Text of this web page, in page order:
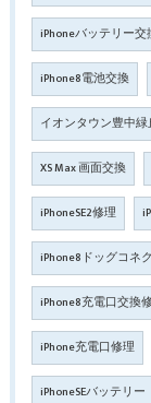
iPhoneバッテリー交
iPhone8電池交換
イオンタウン豊中
XS Max 画面交換
iPhoneSE2修理
iPhone8ドッグコネ
iPhone8充電口交換
iPhone充電口修理
iPhoneSEバッテリー